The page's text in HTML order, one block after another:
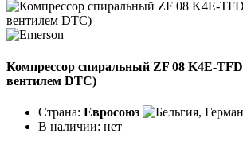
Компрессор спиральный ZF 08 K4E-
вентилем DTC)
Страна: Евросоюз
В наличии: нет